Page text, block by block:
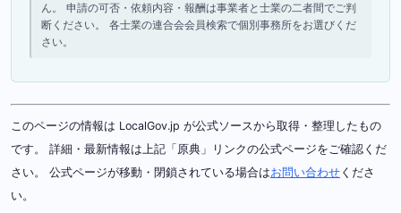
ん。 申請の可否・依頼内容・報酬は事業者と士業の二者間でご判
断ください。 各士業の連合会会員検索で個別事務所をお選びくだ
さい。
このページの情報は LocalGov.jp が公式ソースから取得・整理したもの
です。 詳細・最新情報は上記「原典」リンクの公式ページをご確認くだ
さい。 公式ページが移動・閉鎖されている場合はお問い合わせ くださ
い。